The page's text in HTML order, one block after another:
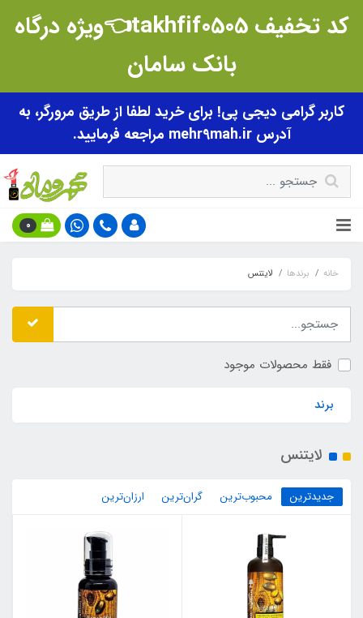
کد تخفیف takhfif0505👈ویژه درگاه
بانک سامان
کاربر گرامی دیجی پی! برای خرید لطفا از طریق مرورگر، به
آدرس mehr9mah.ir مراجعه فرمایید.
0
خانه برندها لایتنس
فقط محصولات موجود
برند
لایتنس
جدیدترین محبوب‌ترین گران‌ترین ارزان‌ترین